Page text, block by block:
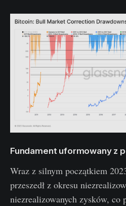
Fundament uformowany z
Wraz z silnym początkiem
przeszedł z okresu
niezrealizowanych zysków, co